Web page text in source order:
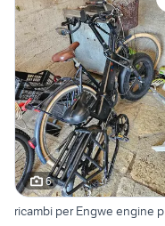
6
ricambi per Engwe engine